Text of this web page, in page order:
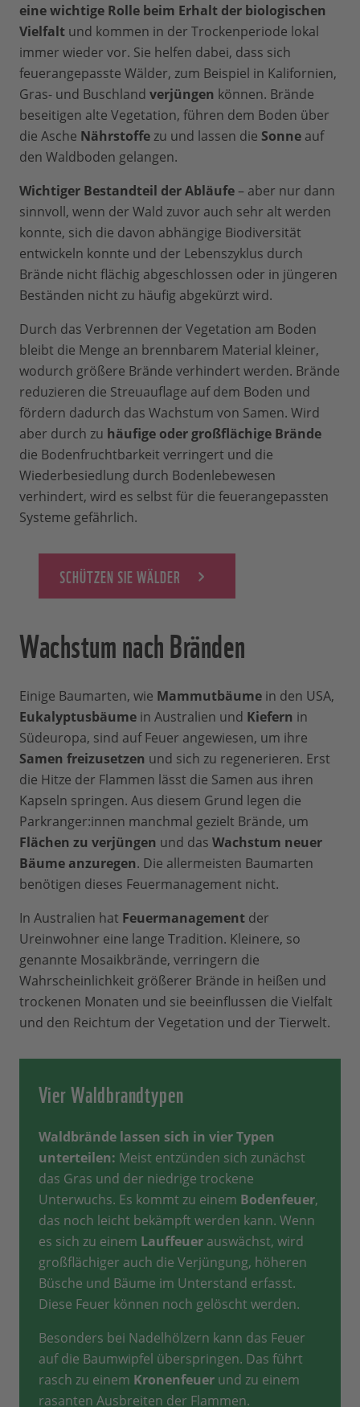
eine wichtige Rolle beim Erhalt der biologischen
Vielfalt und kommen in der Trockenperiode lokal
immer wieder vor. Sie helfen dabei, dass sich
feuerangepasste Wälder, zum Beispiel in Kalifornien,
Gras- und Buschland verjüngen können. Brände
beseitigen alte Vegetation, führen dem Boden über
die Asche Nährstoffezu und lassen die Sonne auf
den Waldboden gelangen.
Wichtiger Bestandteil der Abläufe– aber nur dann
sinnvoll, wenn der Wald zuvor auch sehr alt werden
konnte, sich die davon abhängige Biodiversität
entwickeln konnte und der Lebenszyklus durch
Brände nicht flächig abgeschlossen oder in jüngeren
Beständen nicht zu häufig abgekürzt wird.
Durch das Verbrennen der Vegetation am Boden
bleibt die Menge an brennbarem Material kleiner,
wodurch größere Brände verhindert werden. Brände
reduzieren die Streuauflage auf dem Boden und
fördern dadurch das Wachstum von Samen. Wird
aber durch zu häufige oder großflächige Brände
die Bodenfruchtbarkeit verringert und die
Wiederbesiedlung durch Bodenlebewesen
verhindert, wird es selbst für die feuerangepassten
Systeme gefährlich.
SCHÜTZEN SIE WÄLDER
Wachstum nach Bränden
Einige Baumarten, wie Mammutbäume in den USA,
Eukalyptusbäume in Australien und Kiefern in
Südeuropa, sind auf Feuer angewiesen, um ihre
Samen freizusetzen und sich zu regenerieren. Erst
die Hitze der Flammen lässt die Samen aus ihren
Kapseln springen. Aus diesem Grund legen die
Parkranger:innen manchmal gezielt Brände, um
Flächen zu verjüngen und das Wachstum neuer
Bäume anzuregen. Die allermeisten Baumarten
benötigen dieses Feuermanagement nicht.
In Australien hat Feuermanagement der
Ureinwohner eine lange Tradition. Kleinere, so
genannte Mosaikbrände, verringern die
Wahrscheinlichkeit größerer Brände in heißen und
trockenen Monaten und sie beeinflussen die Vielfalt
und den Reichtum der Vegetation und der Tierwelt.
Vier Waldbrandtypen
Waldbrände lassen sich in vier Typen
unterteilen: Meist entzünden sich zunächst
das Gras und der niedrige trockene
Unterwuchs. Es kommt zu einem Bodenfeuer,
das noch leicht bekämpft werden kann. Wenn
es sich zu einem Lauffeuer auswächst, wird
großflächiger auch die Verjüngung, höheren
Büsche und Bäume im Unterstand erfasst.
Diese Feuer können noch gelöscht werden.
Besonders bei Nadelhölzern kann das Feuer
auf die Baumwipfel überspringen. Das führt
rasch zu einem Kronenfeuer und zu einem
rasanten Ausbreiten der Flammen.